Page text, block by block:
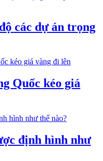
các dự án trọng
Quốc kéo giá
định hình như